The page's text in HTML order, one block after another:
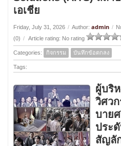
เอเชีย
Friday, July 31, 2026 / Author: admin /
(0) / Article rating: No rating
Categories: กิจกรรม บันทึกข้อตกลง
Tags:
ผู้บริ
วิศว
บาย
ประ
สัญลั